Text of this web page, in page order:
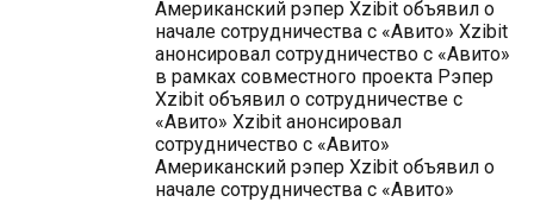
Американский рэпер Xzibit объявил о
начале сотрудничества с «Авито» Xzibit
анонсировал сотрудничество с «Авито»
в рамках совместного проекта Рэпер
Xzibit объявил о сотрудничестве с
«Авито» Xzibit анонсировал
сотрудничество с «Авито»
Американский рэпер Xzibit объявил о
начале сотрудничества с «Авито»